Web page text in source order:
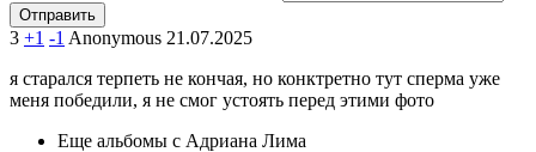
3 +1 -1 Anonymous 21.07.2025
я старался терпеть не кончая, но конктретно тут сперма уже
меня победили, я не смог устоять перед этими фото
Еще альбомы с Адриана Лима